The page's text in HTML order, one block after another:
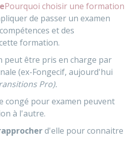
Pourquoi choisir une formation
de passer un examen
et des
formation.
peut être pris en charge par
(ex-Fongecif, aujourd'hui
Pro).
congé pour examen peuvent
à l'autre.
d'elle pour connaitre